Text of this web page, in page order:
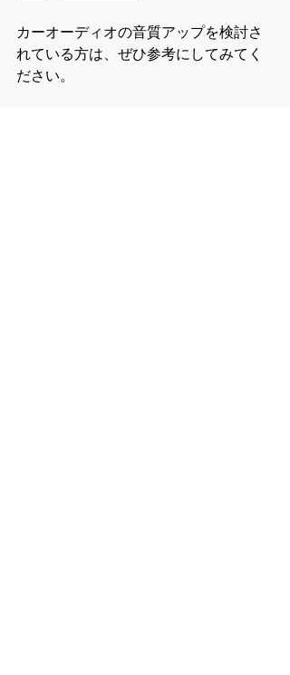
カーオーディオの音質アップを検討さ
れている方は、ぜひ参考にしてみてく
ださい。